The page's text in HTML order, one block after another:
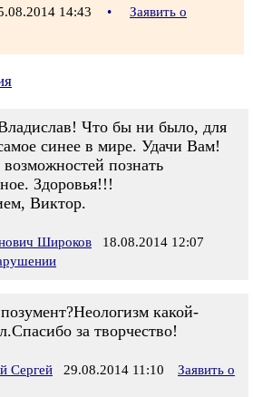
14:43 •
Заявить о
Что бы ни было, для
синее в мире. Удачи Вам!
познать
Здоровья!!!
Виктор.
Широков 18.08.2014 12:07
какой-
за творчество!
Сергей 29.08.2014 11:10
Заявить о